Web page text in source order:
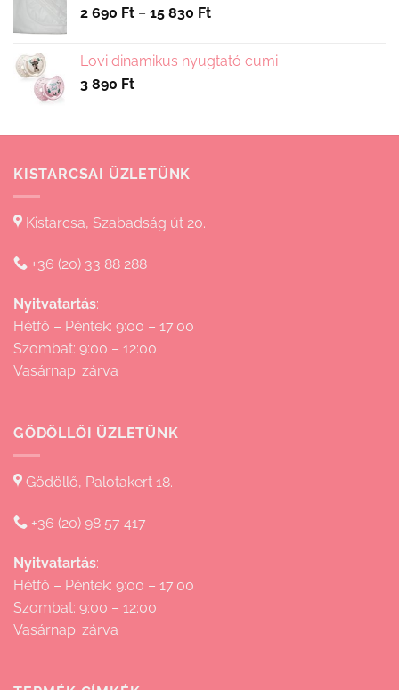
2 690 Ft – 15 830 FtÁrtartomány:
-
Lovi dinamikus nyugtató cumi
3 890 Ft
KISTARCSAI ÜZLETÜNK
Kistarcsa, Szabadság út 20.
+36 (20) 33 88 288
Nyitvatartás:
Hétfő – Péntek: 9:00 – 17:00
Szombat: 9:00 – 12:00
Vasárnap: zárva
GÖDÖLLŐI ÜZLETÜNK
Gödöllő, Palotakert 18.
+36 (20) 98 57 417
Nyitvatartás:
Hétfő – Péntek: 9:00 – 17:00
Szombat: 9:00 – 12:00
Vasárnap: zárva